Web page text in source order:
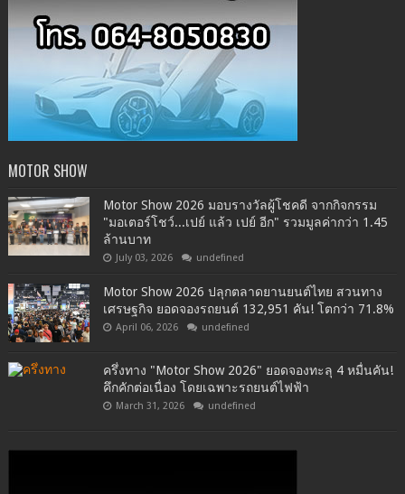
MOTOR SHOW
Motor Show 2026 มอบรางวัลผู้โชคดี จากกิจกรรม
"มอเตอร์โชว์...เปย์ แล้ว เปย์ อีก" รวมมูลค่ากว่า 1.45
ล้านบาท
July 03, 2026 undefined
Motor Show 2026 ปลุกตลาดยานยนต์ไทย สวนทาง
เศรษฐกิจ ยอดจองรถยนต์ 132,951 คัน! โตกว่า 71.8%
April 06, 2026 undefined
ครึ่งทาง "Motor Show 2026" ยอดจองทะลุ 4 หมื่นคัน!
คึกคักต่อเนื่อง โดยเฉพาะรถยนต์ไฟฟ้า
March 31, 2026 undefined